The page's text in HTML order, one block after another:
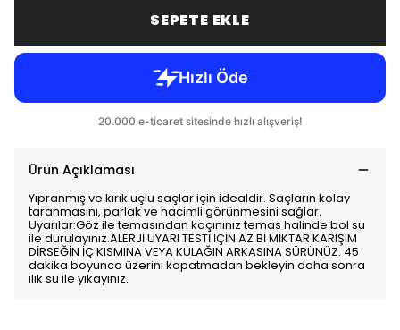
SEPETE EKLE
Ürün Açıklaması
Yıpranmış ve kırık uçlu saçlar için idealdir. Saçların kolay
taranmasını, parlak ve hacimli görünmesini sağlar.
Uyarılar:Göz ile temasından kaçınınız temas halinde bol su
ile durulayınız.ALERJİ UYARI TESTİ İÇİN AZ Bİ MİKTAR KARIŞIM
DİRSEĞİN İÇ KISMINA VEYA KULAĞIN ARKASINA SÜRÜNÜZ. 45
dakika boyunca üzerini kapatmadan bekleyin daha sonra
ılık su ile yıkayınız.